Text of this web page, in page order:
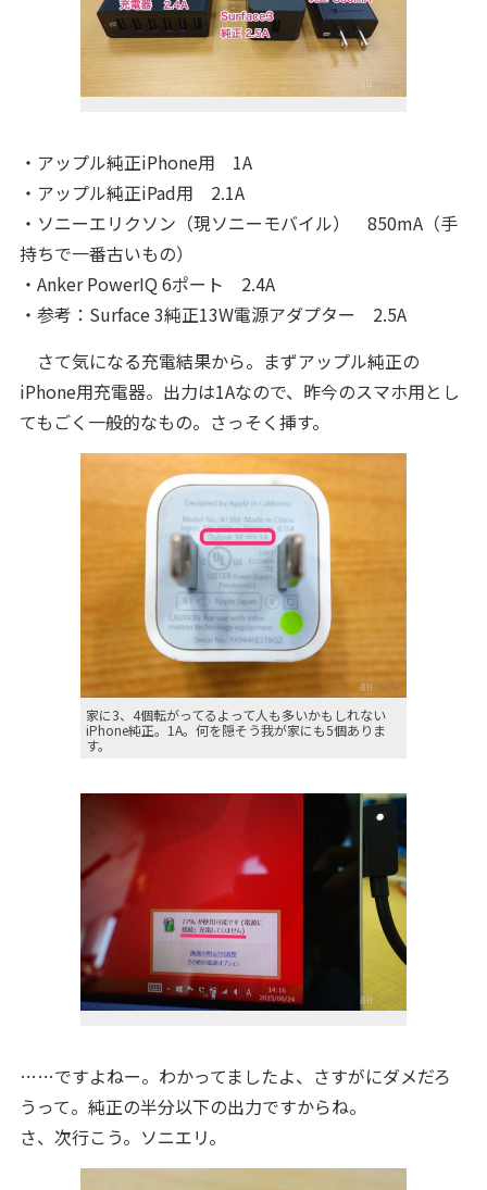
・アップル純正iPhone用 1A
・アップル純正iPad用 2.1A
・ソニーエリクソン（現ソニーモバイル） 850mA（手
持ちで一番古いもの）
・Anker PowerIQ 6ポート 2.4A
・参考：Surface 3純正13W電源アダプター 2.5A
さて気になる充電結果から。まずアップル純正の
iPhone用充電器。出力は1Aなので、昨今のスマホ用とし
てもごく一般的なもの。さっそく挿す。
家に3、4個転がってるよって人も多いかもしれない
iPhone純正。1A。何を隠そう我が家にも5個ありま
す。
……ですよねー。わかってましたよ、さすがにダメだろ
うって。純正の半分以下の出力ですからね。
さ、次行こう。ソニエリ。